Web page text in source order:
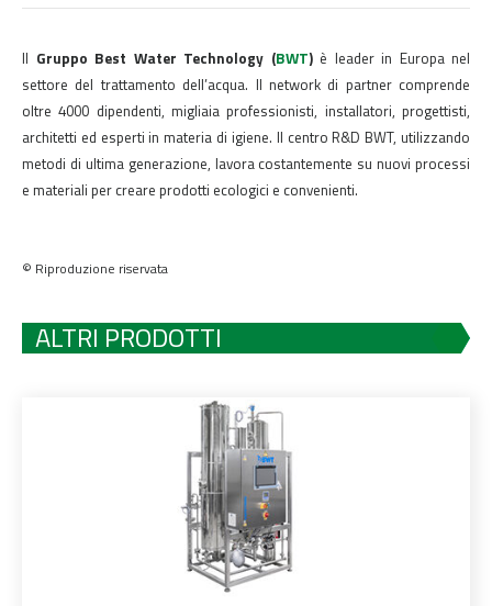
Il Gruppo Best Water Technology (BWT)è leader in Europa nel
settore del trattamento dell’acqua. Il network di partner comprende
oltre 4000 dipendenti, migliaia professionisti, installatori, progettisti,
architetti ed esperti in materia di igiene. Il centro R&D BWT, utilizzando
metodi di ultima generazione, lavora costantemente su nuovi processi
e materiali per creare prodotti ecologici e convenienti.
© Riproduzione riservata
ALTRI PRODOTTI